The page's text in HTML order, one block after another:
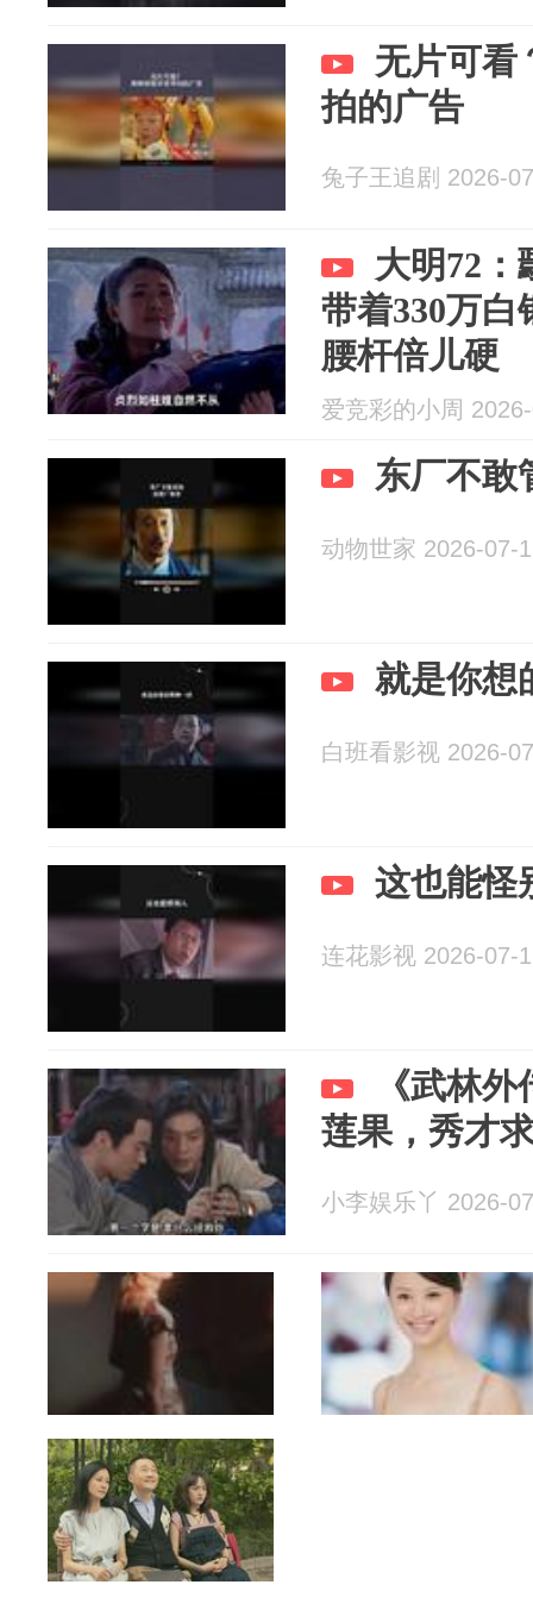
无片可看
拍的广告
兔子王追剧 2026-
大明72：
带着330万白
腰杆倍儿硬
爱竞彩的小周
东厂不敢
动物世家 2026-07-
就是你想
白班看影视 2026-
这也能怪
连花影视 2026-07-
《武林
莲果，秀才
小李娱乐丫 2026-